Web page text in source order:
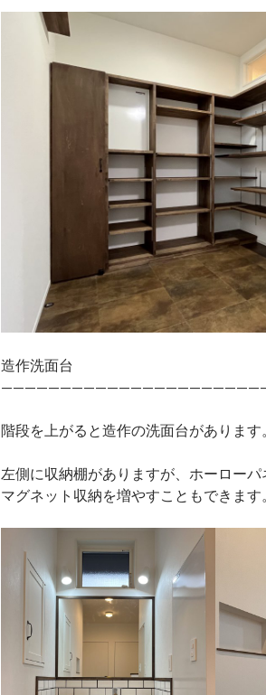
造作洗面台
階段を上がると造作の洗面台があります
左側に収納棚がありますが、ホーロー
マグネット収納を増やすこともできます